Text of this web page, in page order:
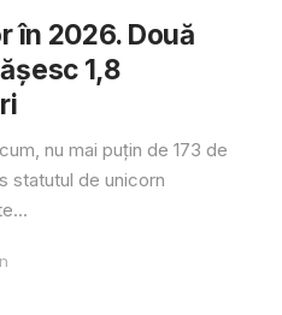
în 2026. Două
1,8
nu mai puțin de 173 de
statutul de unicorn